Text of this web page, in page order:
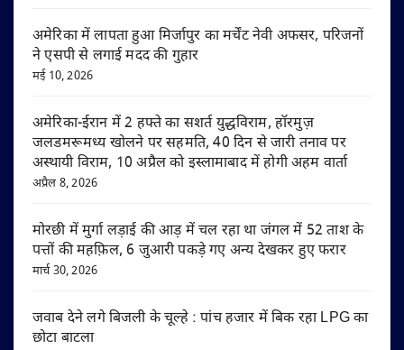
अमेरिका में लापता हुआ मिर्जापुर का मर्चेंट नेवी अफसर, परिजनों
ने एसपी से लगाई मदद की गुहार
मई 10, 2026
अमेरिका-ईरान में 2 हफ्ते का सशर्त युद्धविराम, हॉरमुज़
जलडमरूमध्य खोलने पर सहमति, 40 दिन से जारी तनाव पर
अस्थायी विराम, 10 अप्रैल को इस्लामाबाद में होगी अहम वार्ता
अप्रैल 8, 2026
मोरछी में मुर्गा लड़ाई की आड़ में चल रहा था जंगल में 52 ताश के
पत्तों की महफ़िल, 6 जुआरी पकड़े गए अन्य देखकर हुए फरार
मार्च 30, 2026
जवाब देने लगे बिजली के चूल्हे : पांच हजार में बिक रहा LPG का
छोटा बाटला